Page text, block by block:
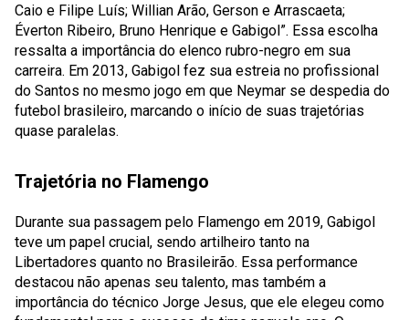
Caio e Filipe Luís; Willian Arão, Gerson e Arrascaeta;
Éverton Ribeiro, Bruno Henrique e Gabigol”. Essa escolha
ressalta a importância do elenco rubro-negro em sua
carreira. Em 2013, Gabigol fez sua estreia no profissional
do Santos no mesmo jogo em que Neymar se despedia do
futebol brasileiro, marcando o início de suas trajetórias
quase paralelas.
Trajetória no Flamengo
Durante sua passagem pelo Flamengo em 2019, Gabigol
teve um papel crucial, sendo artilheiro tanto na
Libertadores quanto no Brasileirão. Essa performance
destacou não apenas seu talento, mas também a
importância do técnico Jorge Jesus, que ele elegeu como